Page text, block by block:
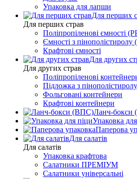
Упаковка для лапши
Для перших
Для перших страв
Поліпропіленові ємності
Ємності з
Крафтові ємності
Для других
Для других страв
Поліпропіленові
Підложка з пінополістиролу
Фольговані контейнери
Крафтові контейнери
Ланч-
Упаковка
Паперова
Для салатів
Для салатів
Упаковка крафтова
Салатники ПРЕМІУМ
Салатники універсальні